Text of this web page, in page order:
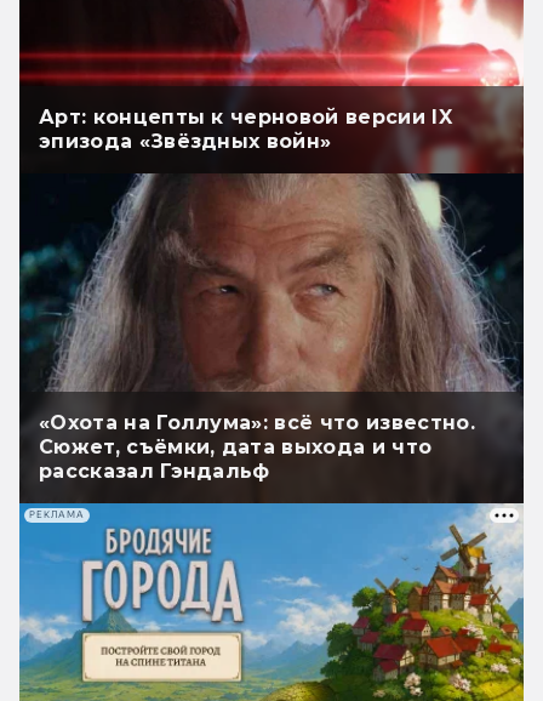
Арт: концепты к черновой версии IX
эпизода «Звёздных войн»
«Охота на Голлума»: всё что известно.
Сюжет, съёмки, дата выхода и что
рассказал Гэндальф
РЕКЛАМА